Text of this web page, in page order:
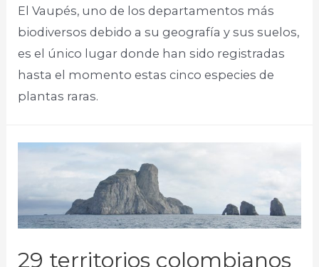
El Vaupés, uno de los departamentos más
biodiversos debido a su geografía y sus suelos,
es el único lugar donde han sido registradas
hasta el momento estas cinco especies de
plantas raras.
29 territorios colombianos